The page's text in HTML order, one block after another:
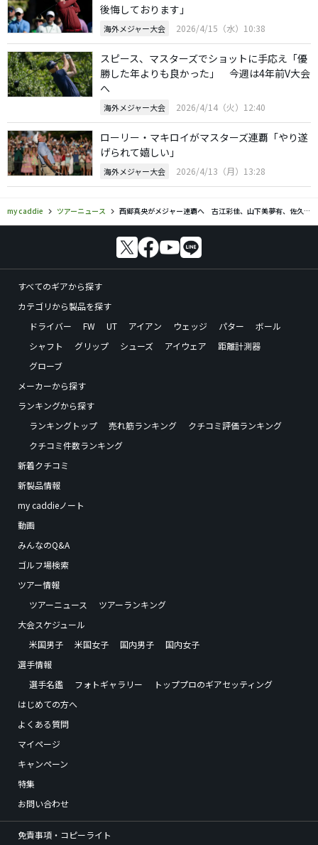
後悔しております」
海外メジャー大会 2026/4/15（水）10:38
スピース、マスターズでショットに手応え「優
勝した年よりも良かった」 今週は4年前V大会
へ
海外メジャー大会 2026/4/14（火）12:40
ローリー・マキロイがマスターズ連覇「やり遂
げられて嬉しい」
海外メジャー大会 2026/4/13（月）13:28
my caddie ツアーニュース 西郷真央がメジャー連覇へ 古江彩佳、山下美夢有、佐久間朱莉ら日本勢15人出場
すべてのギアから探す
カテゴリから製品を探す
ドライバー
FW UT アイアン ウェッジ パター
ボール
シャフト
グリップ シューズ アイウェア
距離計測器
グローブ
メーカーから探す
ランキングから探す
ランキングトップ
売れ筋ランキング
クチコミ評価ランキング
クチコミ件数ランキング
新着クチコミ
新製品情報
my caddieノート
動画
みんなのQ&A
ゴルフ場検索
ツアー情報
ツアーニュース
ツアーランキング
大会スケジュール
米国男子
米国女子 国内男子
国内女子
選手情報
選手名鑑
フォトギャラリー
トッププロのギアセッティング
はじめての方へ
よくある質問
マイページ
キャンペーン
特集
お問い合わせ
免責事項・コピーライト